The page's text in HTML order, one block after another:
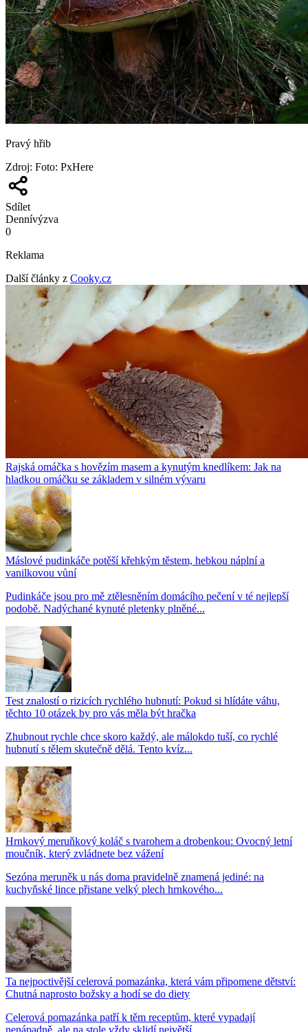
Pravý hřib
Zdroj: Foto: PxHere
Sdílet
Dennívýzva
0
Reklama
Další články z Cooky.cz
Rajská omáčka s hovězím masem a kynutým knedlíkem: Jak na
hladkou omáčku se základem v silném vývaru
Máslové pudinkáče potěší křehkým těstem, hebkou náplní a
vanilkovou vůní
Pudinkáče jsou pro mě ztělesněním domácího pečení v té nejlepší
podobě. Nadýchané kynuté pletenky plněné...
Test znalostí o rizicích rychlého hubnutí: Pokud si hlídáte váhu,
těchto 10 otázek by pro vás měla být hračka
Zhubnout rychle chce skoro každý, ale málokdo tuší, co rychlé
hubnutí s tělem skutečně dělá. Tento kvíz...
Hrnkový meruňkový koláč s tvarohem a drobenkou: Ovocný letní
moučník, který zvládnete bez vážení
Sezóna meruněk u nás doma pravidelně znamená jediné: na
kuchyňské lince přistane velký plech hrnkového...
Ta nejpoctivější celerová pomazánka, která vám připomene dětství:
Chutná naprosto božsky a hodí se do diety
Celerová pomazánka patří k těm receptům, které vypadají